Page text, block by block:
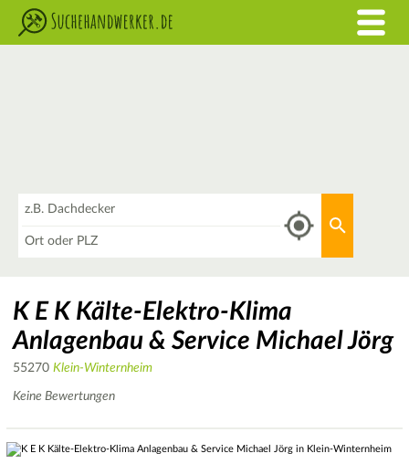
K E K Kälte-Elektro-Klima
Anlagenbau & Service Michael Jörg
55270 Klein-Winternheim
Keine Bewertungen